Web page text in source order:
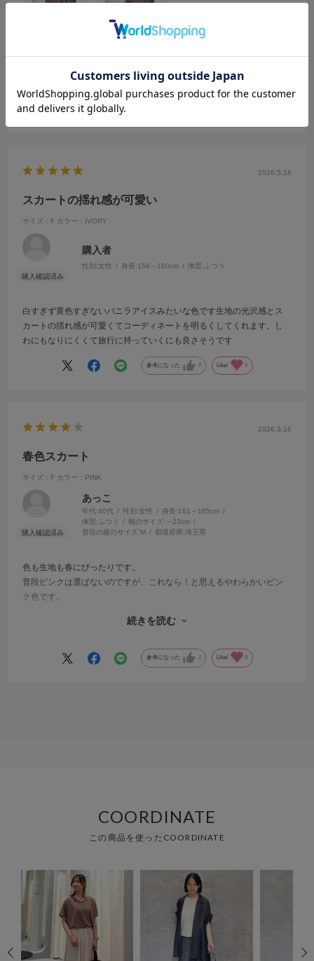
らず、小さくまとまるので、旅行に持ってゆくのにも便利です。
2026.5.18
スカートの揺れ感が可愛い
サイズ：F カラー：IVORY
購入者
性別:女性 身長:156～160cm 体型: ふつう
白すぎず黄色すぎないバニラアイスみたいな色です生地の光沢感とス
カートの揺れ感が可愛くてコーディネートを明るくしてくれます。し
わにもなりにくくて旅行に持っていくにも良さそうです
参考になった 0 Like! 0
2026.3.16
春色スカート
サイズ：F カラー：PINK
あっこ
年代:40代 性別:女性 身長:161～165cm
体型: ふつう 靴のサイズ: ～23cm
普段の服のサイズ:M 都道府県:埼玉県
色も生地も春にぴったりです。
普段ピンクは選ばないのですが、これなら！と思えるやわらかいピン
ク色です。
を拾ってしまうので、スカートにインするのは避けた方がよいようで
続きを読む
参考になった 1 Like! 0
COORDINATE
この商品を使ったCOORDINATE